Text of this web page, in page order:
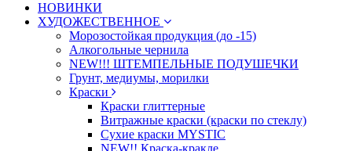
НОВИНКИ
ХУДОЖЕСТВЕННОЕ
Морозостойкая продукция (до -15)
Алкогольные чернила
NEW!!! ШТЕМПЕЛЬНЫЕ ПОДУШЕЧКИ
Грунт, медиумы, морилки
Краски
Краски глиттерные
Витражные краски (краски по стеклу)
Сухие краски MYSTIC